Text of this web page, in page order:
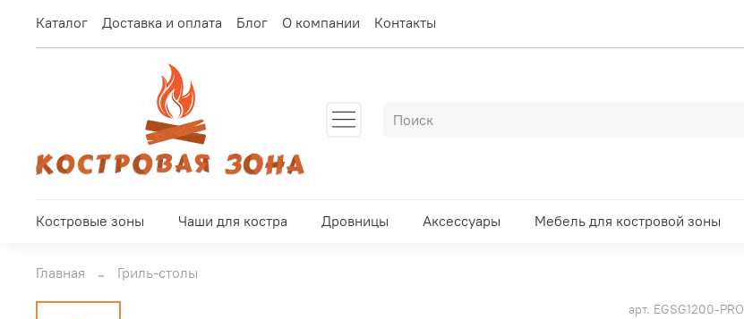
Каталог Доставка и оплата Блог О компании Контакты
Костровые зоны Чаши для костра Дровницы Аксессуары Мебель для костровой зоны
Главная Гриль-столы
арт. EGSG1200-PRO